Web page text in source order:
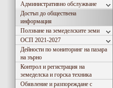
Административно обслужване
Достъп до обществена
информация
Ползване на земеделските земи
ОСП 2021-2027
Дейности по мониторинг на пазара
на зърно
Контрол и регистрация на
земеделска и горска техника
Обявление и разпореждане с